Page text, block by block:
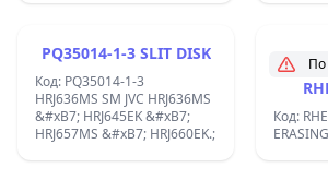
PQ35014-1-3 SLIT DISK
Код: PQ35014-1-3
HRJ636MS SM JVC HRJ636MS
&#xB7; HRJ645EK &#xB7;
HRJ657MS &#xB7; HRJ660EK.;
По
Код: